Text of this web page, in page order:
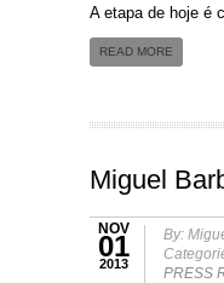
A etapa de hoje é
READ MORE
Miguel
NOV
01
2013
By:
PRESS